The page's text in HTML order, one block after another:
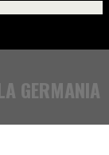
GERMANIA